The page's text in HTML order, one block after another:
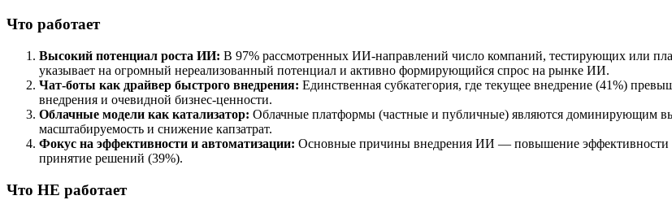
Что работает
Высокий потенциал роста ИИ: В 97% рассмотренных ИИ-направлений число компаний, тестирующих или
указывает на огромный нереализованный потенциал и активно формирующийся спрос на рынке ИИ.
Чат-боты как драйвер быстрого внедрения: Единственная субкатегория, где текущее внедрение (41%)
внедрения и очевидной бизнес-ценности.
Облачные модели как катализатор: Облачные платформы (частные и публичные) являются доминирующим
масштабируемость и снижение капзатрат.
Фокус на эффективности и автоматизации: Основные причины внедрения ИИ — повышение эффективности
принятие решений (39%).
Что НЕ работает